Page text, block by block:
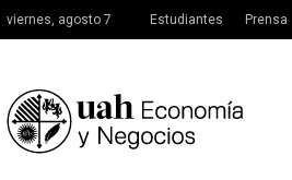
viernes, agosto 7 Estudiantes Prensa